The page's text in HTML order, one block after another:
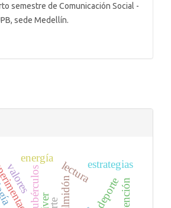
semestre de Comunicación Social -
sede Medellín.
almidón
tubérculos lecturaestrategias
deporte
valores
energía